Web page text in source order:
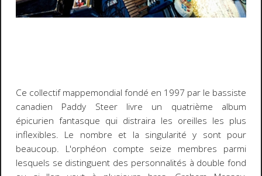
Ce collectif mappemondial fondé en 1997 par le bassiste
canadien Paddy Steer livre un quatrième album
épicurien fantasque qui distraira les oreilles les plus
inflexibles. Le nombre et la singularité y sont pour
beaucoup. L'orphéon compte seize membres parmi
lesquels se distinguent des personnalités à double fond